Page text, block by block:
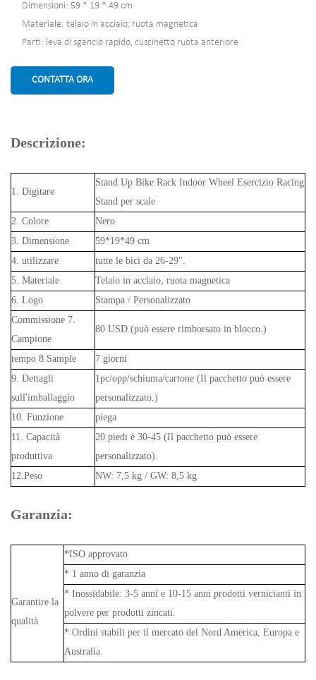
Dimensioni: 59 * 19 * 49 cm
Materiale: telaio in acciaio, ruota magnetica
Parti: leva di sgancio rapido, cuscinetto ruota anteriore
CONTATTA ORA
Descrizione:
1. Digitare
Stand Up Bike Rack Indoor Wheel Esercizio Racing
Stand per scale
2. Colore
Nero
3. Dimensione
59*19*49 cm
4. utilizzare
tutte le bici da 26-29".
5. Materiale
Telaio in acciaio, ruota magnetica
6. Logo
Stampa / Personalizzato
Commissione 7.
Campione
80 USD (può essere rimborsato in blocco.)
tempo 8.Sample
7 giorni
9. Dettagli
sull'imballaggio
1pc/opp/schiuma/cartone (Il pacchetto può essere
personalizzato.)
10. Funzione
piega
11. Capacità
produttiva
20 piedi è 30-45 (Il pacchetto può essere
personalizzato).
12.Peso
NW: 7,5 kg / GW: 8,5 kg
Garanzia:
Garantire la
qualità
*ISO approvato
* 1 anno di garanzia
* Inossidabile: 3-5 anni e 10-15 anni prodotti vernicianti in
polvere per prodotti zincati.
* Ordini stabili per il mercato del Nord America, Europa e
Australia.